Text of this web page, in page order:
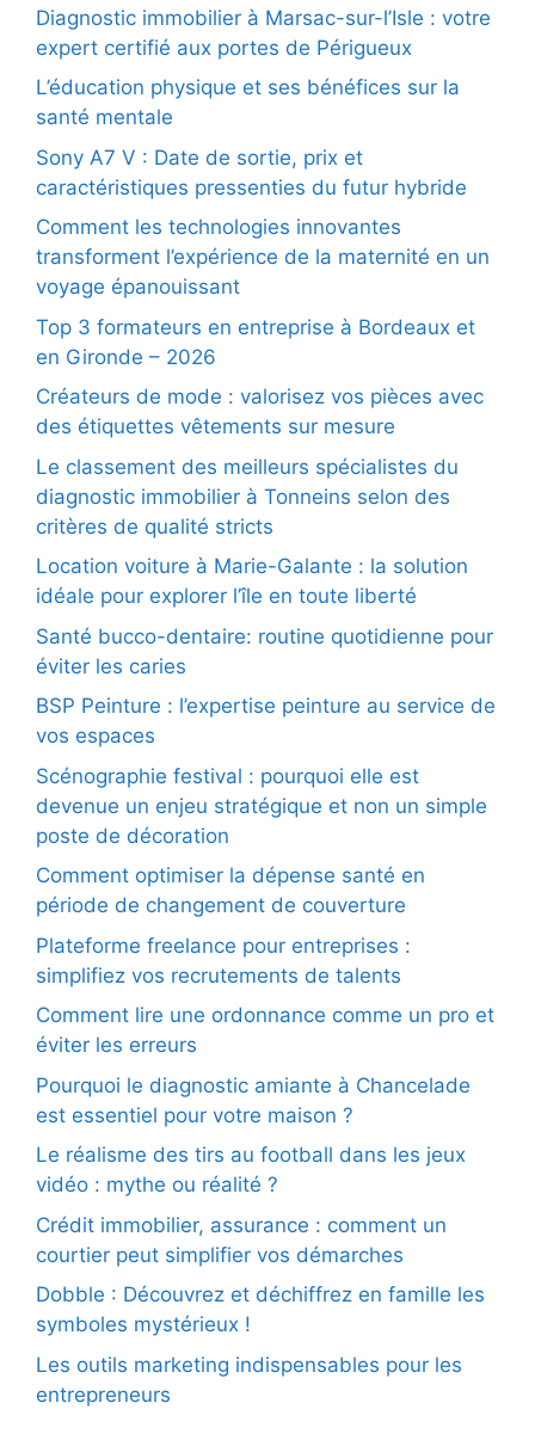
Diagnostic immobilier à Marsac-sur-l’Isle : votre
expert certifié aux portes de Périgueux
L’éducation physique et ses bénéfices sur la
santé mentale
Sony A7 V : Date de sortie, prix et
caractéristiques pressenties du futur hybride
Comment les technologies innovantes
transforment l’expérience de la maternité en un
voyage épanouissant
Top 3 formateurs en entreprise à Bordeaux et
en Gironde – 2026
Créateurs de mode : valorisez vos pièces avec
des étiquettes vêtements sur mesure
Le classement des meilleurs spécialistes du
diagnostic immobilier à Tonneins selon des
critères de qualité stricts
Location voiture à Marie-Galante : la solution
idéale pour explorer l’île en toute liberté
Santé bucco-dentaire: routine quotidienne pour
éviter les caries
BSP Peinture : l’expertise peinture au service de
vos espaces
Scénographie festival : pourquoi elle est
devenue un enjeu stratégique et non un simple
poste de décoration
Comment optimiser la dépense santé en
période de changement de couverture
Plateforme freelance pour entreprises :
simplifiez vos recrutements de talents
Comment lire une ordonnance comme un pro et
éviter les erreurs
Pourquoi le diagnostic amiante à Chancelade
est essentiel pour votre maison ?
Le réalisme des tirs au football dans les jeux
vidéo : mythe ou réalité ?
Crédit immobilier, assurance : comment un
courtier peut simplifier vos démarches
Dobble : Découvrez et déchiffrez en famille les
symboles mystérieux !
Les outils marketing indispensables pour les
entrepreneurs